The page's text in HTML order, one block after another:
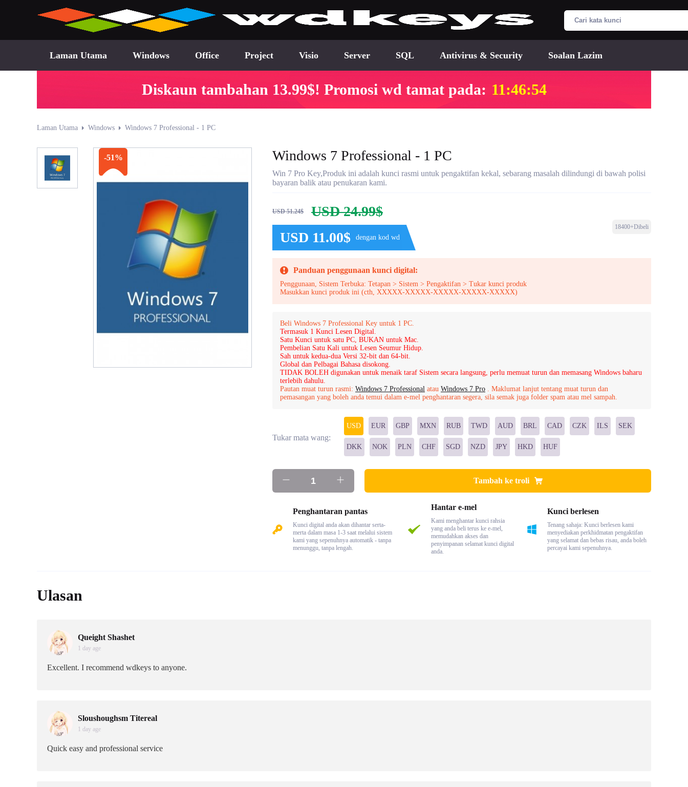
Laman Utama Windows Office Project Visio Server SQL Antivirus & Security Soalan Lazim
Diskaun tambahan 13.99$! Promosi wd tamat pada: 11:46:53
Laman Utama Windows Windows 7 Professional - 1 PC
-51% Windows 7 Professional - 1 PC
Win 7 Pro Key,Produk ini adalah kunci rasmi untuk pengaktifan kekal, sebarang masalah dilindungi di bawah polisi
bayaran balik atau penukaran kami.
USD 51.24$
USD 24.99$
USD 11.00$
dengan kod wd
18400+Dibeli
Panduan penggunaan kunci digital:
Penggunaan, Sistem Terbuka: Tetapan > Sistem > Pengaktifan > Tukar kunci produk
Masukkan kunci produk ini (cth, XXXXX-XXXXX-XXXXX-XXXXX-XXXXX)
Beli Windows 7 Professional Key untuk 1 PC.
Termasuk 1 Kunci Lesen Digital.
Satu Kunci untuk satu PC, BUKAN untuk Mac.
Pembelian Satu Kali untuk Lesen Seumur Hidup.
Sah untuk kedua-dua Versi 32-bit dan 64-bit.
Global dan Pelbagai Bahasa disokong.
TIDAK BOLEH digunakan untuk menaik taraf Sistem secara langsung, perlu memuat turun dan memasang Windows baharu
terlebih dahulu.
Pautan muat turun rasmi: Windows 7 Professional atau Windows 7 Pro . Maklumat lanjut tentang muat turun dan
pemasangan yang boleh anda temui dalam e-mel penghantaran segera, sila semak juga folder spam atau mel sampah.
Tukar mata wang:
USD EUR GBP MXN RUB TWD AUD BRL CAD CZK ILS SEK
DKK NOK PLN CHF SGD NZD JPY HKD HUF
Tambah ke troli
Penghantaran pantas
Kunci digital anda akan dihantar serta-
merta dalam masa 1-3 saat melalui sistem
kami yang sepenuhnya automatik - tanpa
menunggu, tanpa lengah.
Hantar e-mel
Kami menghantar kunci rahsia
yang anda beli terus ke e-mel,
memudahkan akses dan
penyimpanan selamat kunci digital
anda.
Kunci berlesen
Tenang sahaja: Kunci berlesen kami
menyediakan perkhidmatan pengaktifan
yang selamat dan bebas risau, anda boleh
percayai kami sepenuhnya.
Ulasan
Queight Shashet
1 day age
Excellent. I recommend wdkeys to anyone.
Sloushoughsm Titereal
1 day age
Quick easy and professional service